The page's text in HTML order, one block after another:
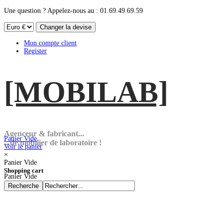
Une question ? Appelez-nous au : 01.69.49.69.59
Mon compte client
Register
[MOBILAB]
Agenceur & fabricant...
...de mobilier de laboratoire !
Panier Vide
Voir le panier
×
Panier Vide
Shopping cart
Panier Vide